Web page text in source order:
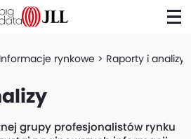
Informacje rynkowe Raporty i analizy
grupy profesjonalistów rynku